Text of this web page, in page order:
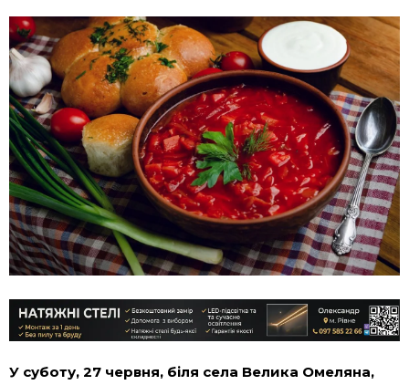
У суботу, 27 червня, біля села Велика Омеляна,